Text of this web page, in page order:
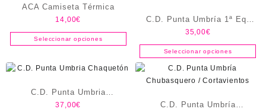
ACA Camiseta Térmica
14,00€
Seleccionar opciones
C.D. Punta Umbría 1ª Eq.
(Pack) Jugador
35,00€
Seleccionar opciones
C.D. Punta Umbria
Chaquetón
37,00€
C.D. Punta Umbría